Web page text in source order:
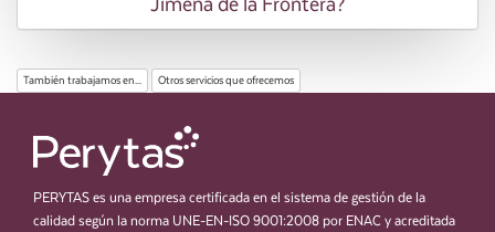
También trabajamos en... Otros servicios que ofrecemos
PERYTAS es una empresa certificada en el sistema de gestión de la
calidad según la norma UNE-EN-ISO 9001:2008 por ENAC y acreditada